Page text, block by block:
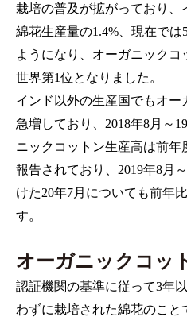
栽培の普及が拡がっており、
綿花生産量の1.4%、現在で
ようになり、オーガニック
世界第1位となりました。
インド以外の生産国でもオ
急増しており、2018年8月～
ニックコットン生産高は前年
報告されており、2019年8月
けた20年7月についても前年
す。
オーガニックコッ
認証機関の基準に従って3年
わずに栽培された綿花のこ